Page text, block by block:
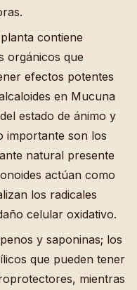
contiene
orgánicos que
efectos potentes
en Mucuna
estado de ánimo y
importante son los
natural presente
actúan como
los radicales
celular oxidativo.
y saponinas; los
que pueden tener
mientras